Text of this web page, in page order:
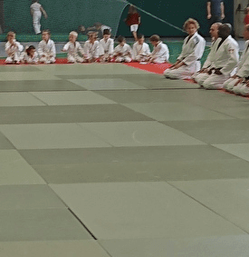
Exporter les lignes sélectionnées
Exporter toutes les colonnes
Exporter uniquement les colonnes
Menu
Ajoutez un logo, un bouton, des
Cliquez pour éditer